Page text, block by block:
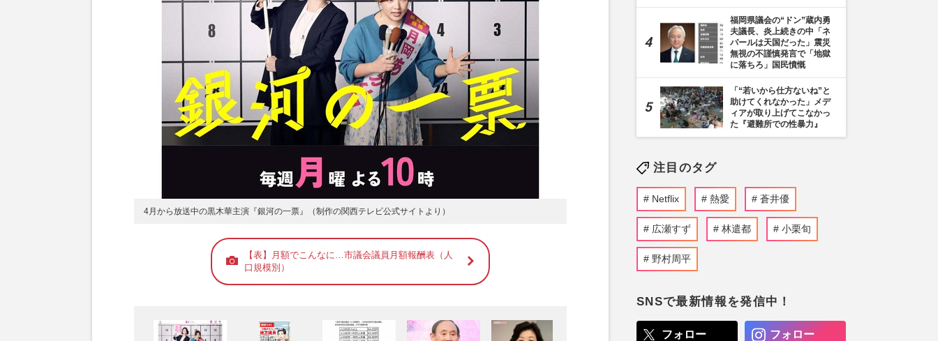
4月から放送中の黒木華主演『銀河の一票』（制作の関西テレビ公式サイトより）
【表】月額でこんなに…市議会議員月額報酬表（人
口規模別）
福岡県議会の“ドン”蔵内勇
夫議長、炎上続きの中「ネ
パールは天国だった」震災
無視の不謹慎発言で「地獄
に落ちろ」国民憤慨
「“若いから仕方ないね”と
助けてくれなかった」メデ
ィアが取り上げてこなかっ
た『避難所での性暴力』
注目のタグ
Netflix 熱愛 蒼井優
広瀬すず 林遣都 小栗旬
野村周平
SNSで最新情報を発信中！
フォロー フォロー